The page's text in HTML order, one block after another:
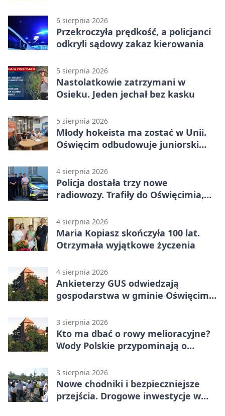
6 sierpnia 2026
Przekroczyła prędkość, a policjanci
odkryli sądowy zakaz kierowania
5 sierpnia 2026
Nastolatkowie zatrzymani w
Osieku. Jeden jechał bez kasku
5 sierpnia 2026
Młody hokeista ma zostać w Unii.
Oświęcim odbudowuje juniorski
4 sierpnia 2026
Policja dostała trzy nowe
radiowozy. Trafiły do Oświęcimia,
4 sierpnia 2026
Maria Kopiasz skończyła 100 lat.
Otrzymała wyjątkowe życzenia
4 sierpnia 2026
Ankieterzy GUS odwiedzają
gospodarstwa w gminie Oświęcim.
3 sierpnia 2026
Kto ma dbać o rowy melioracyjne?
Wody Polskie przypominają o
3 sierpnia 2026
Nowe chodniki i bezpieczniejsze
przejścia. Drogowe inwestycje w